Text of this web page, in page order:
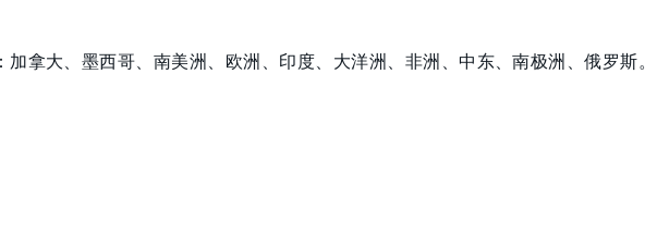
加拿大、墨西哥、南美洲、欧洲、印度、大洋洲、非洲、中东、南极洲、俄罗斯。